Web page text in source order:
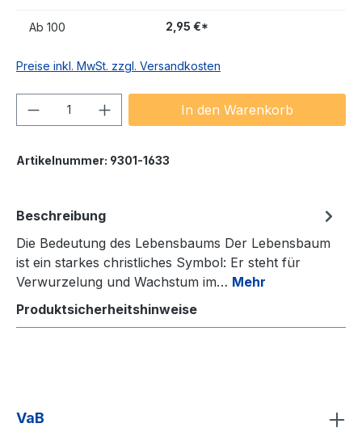
Ab 100 2,95 €*
Preise inkl. MwSt. zzgl. Versandkosten
Produkt Anzahl: Gib denIn den Warenkorb
Artikelnummer: 9301-1633
Beschreibung
Die Bedeutung des Lebensbaums Der Lebensbaum
ist ein starkes christliches Symbol: Er steht für
Verwurzelung und Wachstum im… Mehr
Produktsicherheitshinweise
VaB